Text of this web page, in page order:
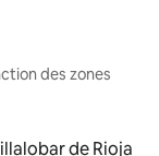
des zones
de Rioja